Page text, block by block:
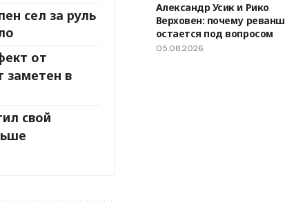
сел за руль
от
заметен в
свой
Александр Усик и Рико
Верховен: почему реванш
остается под вопросом
05.08.2026